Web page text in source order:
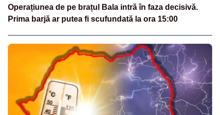
Operațiunea de pe brațul Bala intră în faza decisivă.
Prima barjă ar putea fi scufundată la ora 15:00